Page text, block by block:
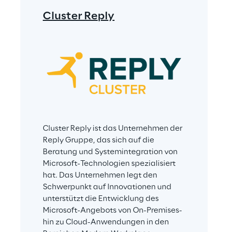
Cluster Reply
Cluster Reply ist das Unternehmen der
Reply Gruppe, das sich auf die
Beratung und Systemintegration von
Microsoft-Technologien spezialisiert
hat. Das Unternehmen legt den
Schwerpunkt auf Innovationen und
unterstützt die Entwicklung des
Microsoft-Angebots von On-Premises-
hin zu Cloud-Anwendungen in den